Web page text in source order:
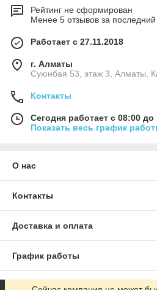
Рейтинг не сформирован
Менее 5 отзывов за последний
Работает с 27.11.2018
г. Алматы
Суюнбая 53, этаж 3, Алматы,
Контакты
Сегодня работает с 08:00 до
Показать весь график
О нас
Контакты
Доставка и оплата
График работы
Полная версия сайта